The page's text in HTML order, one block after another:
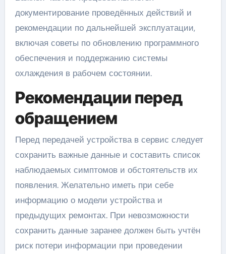
документирование проведённых действий и
рекомендации по дальнейшей эксплуатации,
включая советы по обновлению программного
обеспечения и поддержанию системы
охлаждения в рабочем состоянии.
Рекомендации перед
обращением
Перед передачей устройства в сервис следует
сохранить важные данные и составить список
наблюдаемых симптомов и обстоятельств их
появления. Желательно иметь при себе
информацию о модели устройства и
предыдущих ремонтах. При невозможности
сохранить данные заранее должен быть учтён
риск потери информации при проведении